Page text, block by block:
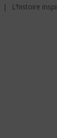
L’histoire